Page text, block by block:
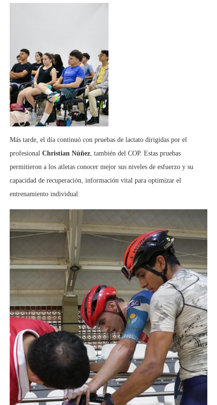
Más tarde, el día continuó con pruebas de lactato dirigidas por el
profesional Christian Núñez, también del COP. Estas pruebas
permitieron a los atletas conocer mejor sus niveles de esfuerzo y su
capacidad de recuperación, información vital para optimizar el
entrenamiento individual.